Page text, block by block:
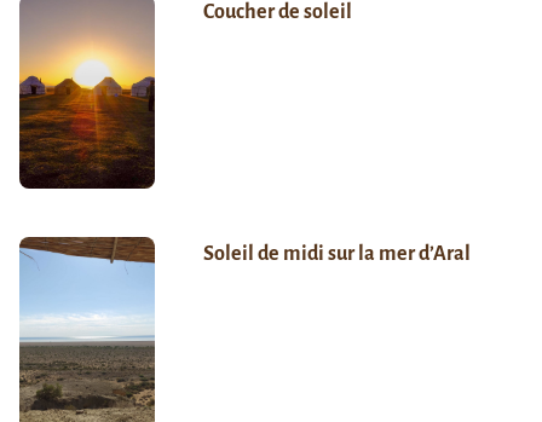
Coucher de soleil
Soleil de midi sur la mer d’Aral